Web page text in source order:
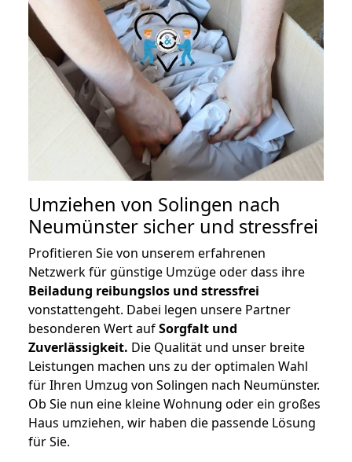
Umziehen von Solingen nach
Neumünster sicher und stressfrei
Profitieren Sie von unserem erfahrenen
Netzwerk für günstige Umzüge oder dass ihre
Beiladung reibungslos und stressfrei
vonstattengeht. Dabei legen unsere Partner
besonderen Wert aufSorgfalt und
Zuverlässigkeit. Die Qualität und unser breite
Leistungen machen uns zu der optimalen Wahl
für Ihren Umzug von Solingen nach Neumünster.
Ob Sie nun eine kleine Wohnung oder ein großes
Haus umziehen, wir haben die passende Lösung
für Sie.